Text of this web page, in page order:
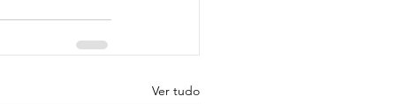
Ver tudo